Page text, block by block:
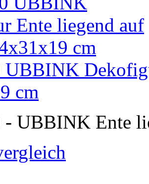
UBBINK
cm
- UBBINK Ente